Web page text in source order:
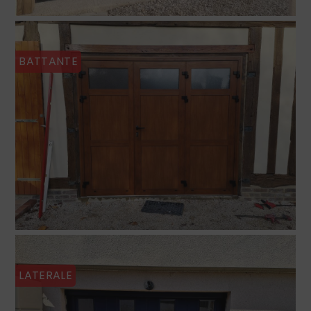
BATTANTE
LATERALE